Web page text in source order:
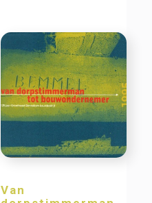
Van